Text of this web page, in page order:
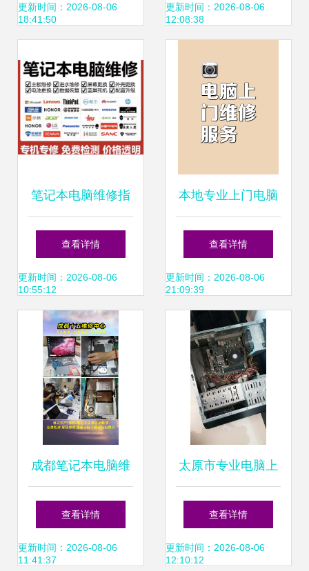
到系统重装
更新时间：2026-08-06
18:41:50
修到厂家的全方位
更新时间：2026-08-06
12:08:38
笔记本电脑维修指
南 不开机黑屏问题
的诊断与专业寄修
建议
查看详情
更新时间：2026-08-06
10:55:12
本地专业上门电脑
维修服务 蓝屏、系
统、卡顿、升级及
安防工程一站式解
决方案
查看详情
更新时间：2026-08-06
21:09:39
成都笔记本电脑维
修与安防工程的协
同应用
查看详情
更新时间：2026-08-06
11:41:37
太原市专业电脑上
门维修与安防工程
一站式解决方案
查看详情
更新时间：2026-08-06
12:10:12